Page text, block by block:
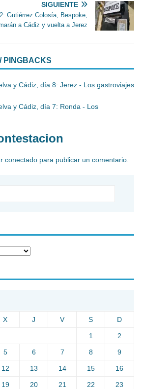
SIGUIENTE
Gutiérrez Colosía, Bespoke,
a Cádiz y vuelta a Jerez
PINGBACKS
y Cádiz, día 8: Jerez - Los gastroviajes
y Cádiz, día 7: Ronda - Los
conectado para publicar un comentario.
X J V S D
1 2
5 6 7 8 9
12 13 14 15 16
19 20 21 22 23